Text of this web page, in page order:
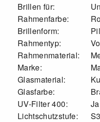
Brillen für:
Rahmenfarbe:
Brillenform:
Rahmentyp:
Rahmenmaterial:
Marke:
Glasmaterial:
Glasfarbe:
UV-Filter 400:
Ja
Lichtschutzstufe:
S3